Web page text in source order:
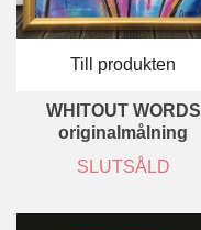
Till produkten
WHITOUT WORDS
originalmålning
SLUTSÅLD